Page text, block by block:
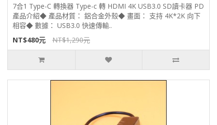
7合1 Type-C 轉換器 Type-c 轉 HDMI 4K USB3.0 SD讀卡器 PD
產品介紹◆ 產品材質： 鋁合金外殼◆ 畫面： 支持 4K*2K 向下
相容◆ 數據： USB3.0 快速傳輸..
NT$480元
NT$1,290元